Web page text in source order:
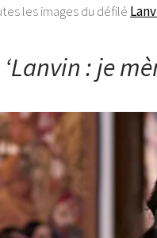
les images du défilé
‘Lanvin : je